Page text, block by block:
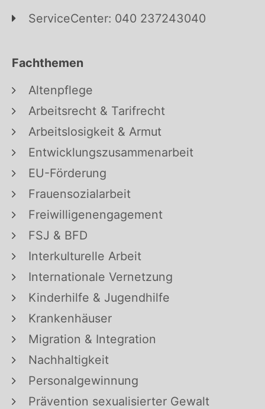
ServiceCenter: 040 237243040
Fachthemen
Altenpflege
Arbeitsrecht & Tarifrecht
Arbeitslosigkeit & Armut
Entwicklungszusammenarbeit
EU-Förderung
Frauensozialarbeit
Freiwilligenengagement
FSJ & BFD
Interkulturelle Arbeit
Internationale Vernetzung
Kinderhilfe & Jugendhilfe
Krankenhäuser
Migration & Integration
Nachhaltigkeit
Personalgewinnung
Prävention sexualisierter Gewalt